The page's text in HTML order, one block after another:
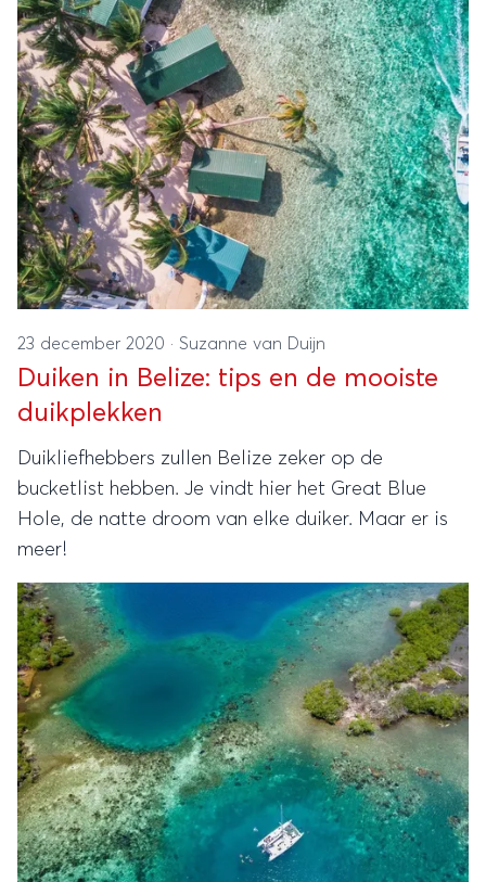
23 december 2020 · Suzanne van Duijn
Duiken in Belize: tips en de mooiste
duikplekken
Duikliefhebbers zullen Belize zeker op de
bucketlist hebben. Je vindt hier het Great Blue
Hole, de natte droom van elke duiker. Maar er is
meer!